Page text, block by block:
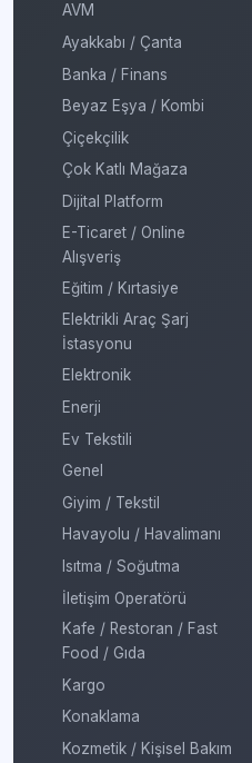
AVM
Ayakkabı / Çanta
Banka / Finans
Beyaz Eşya / Kombi
Çiçekçilik
Çok Katlı Mağaza
Dijital Platform
E-Ticaret / Online
Alışveriş
Eğitim / Kırtasiye
Elektrikli Araç Şarj
İstasyonu
Elektronik
Enerji
Ev Tekstili
Genel
Giyim / Tekstil
Havayolu / Havalimanı
Isıtma / Soğutma
İletişim Operatörü
Kafe / Restoran / Fast
Food / Gıda
Kargo
Konaklama
Kozmetik / Kişisel Bakım